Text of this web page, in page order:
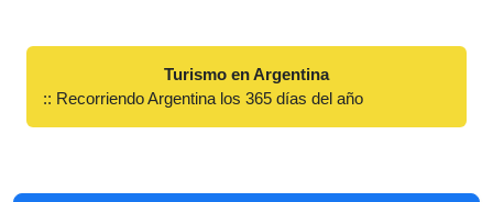
Turismo en Argentina
:: Recorriendo Argentina los 365 días del año